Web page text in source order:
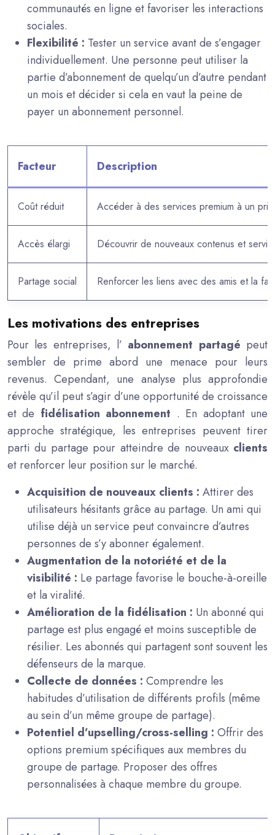
communautés en ligne et favoriser les interactions
sociales.
Flexibilité : Tester un service avant de s’engager
individuellement. Une personne peut utiliser la
partie d’abonnement de quelqu’un d’autre pendant
un mois et décider si cela en vaut la peine de
payer un abonnement personnel.
Facteur Description
Coût réduit Accéder à des services premium à un
Accès élargi Découvrir de nouveaux contenus et
Partage social Renforcer les liens avec des amis et la
Les motivations des entreprises
Pour les entreprises, l’ abonnement partagé peut
sembler de prime abord une menace pour leurs
revenus. Cependant, une analyse plus approfondie
révèle qu’il peut s’agir d’une opportunité de croissance
et de fidélisation abonnement . En adoptant une
approche stratégique, les entreprises peuvent tirer
parti du partage pour atteindre de nouveaux clients
et renforcer leur position sur le marché.
Acquisition de nouveaux clients : Attirer des
utilisateurs hésitants grâce au partage. Un ami qui
utilise déjà un service peut convaincre d’autres
personnes de s’y abonner également.
Augmentation de la notoriété et de la
visibilité : Le partage favorise le bouche-à-oreille
et la viralité.
Amélioration de la fidélisation : Un abonné qui
partage est plus engagé et moins susceptible de
résilier. Les abonnés qui partagent sont souvent les
défenseurs de la marque.
Collecte de données : Comprendre les
habitudes d’utilisation de différents profils (même
au sein d’un même groupe de partage).
Potentiel d’upselling/cross-selling : Offrir des
options premium spécifiques aux membres du
groupe de partage. Proposer des offres
personnalisées à chaque membre du groupe.